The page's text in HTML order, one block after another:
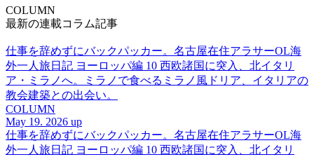
COLUMN
最新の連載コラム記事
仕事を辞めずにバックパッカー。名古屋在住アラサーOL海
外一人旅日記 ヨーロッパ編 10 西欧諸国に突入、北イタリ
ア・ミラノへ。ミラノで食べるミラノ風ドリア、イタリアの
教会建築との出会い。
COLUMN
May 19. 2026 up
仕事を辞めずにバックパッカー。名古屋在住アラサーOL海
外一人旅日記 ヨーロッパ編 10 西欧諸国に突入、北イタリ